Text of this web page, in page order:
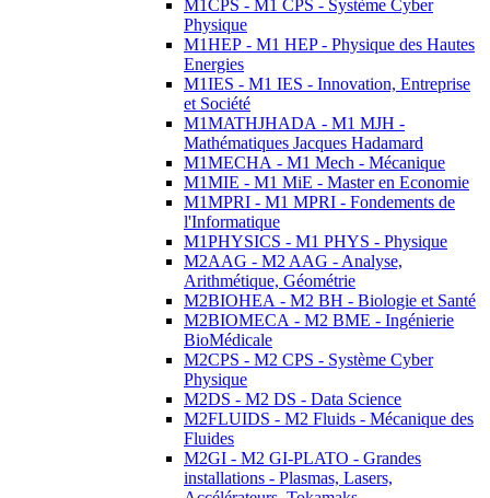
M1CPS - M1 CPS - Système Cyber
Physique
M1HEP - M1 HEP - Physique des Hautes
Energies
M1IES - M1 IES - Innovation, Entreprise
et Société
M1MATHJHADA - M1 MJH -
Mathématiques Jacques Hadamard
M1MECHA - M1 Mech - Mécanique
M1MIE - M1 MiE - Master en Economie
M1MPRI - M1 MPRI - Fondements de
l'Informatique
M1PHYSICS - M1 PHYS - Physique
M2AAG - M2 AAG - Analyse,
Arithmétique, Géométrie
M2BIOHEA - M2 BH - Biologie et Santé
M2BIOMECA - M2 BME - Ingénierie
BioMédicale
M2CPS - M2 CPS - Système Cyber
Physique
M2DS - M2 DS - Data Science
M2FLUIDS - M2 Fluids - Mécanique des
Fluides
M2GI - M2 GI-PLATO - Grandes
installations - Plasmas, Lasers,